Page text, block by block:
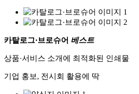
카탈로그·브로슈어 베스트
상품·서비스 소개에 최적화된 인쇄물
기업 홍보, 전시회 활용에 딱